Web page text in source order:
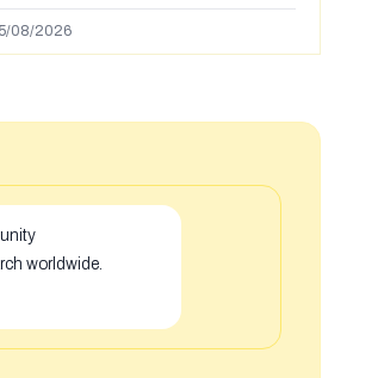
en España tras la
08/2026
worldwide.